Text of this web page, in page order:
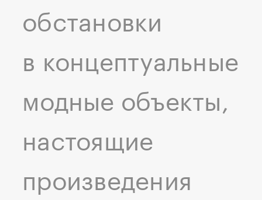
обстановки
в концептуальные
модные объекты,
настоящие
произведения